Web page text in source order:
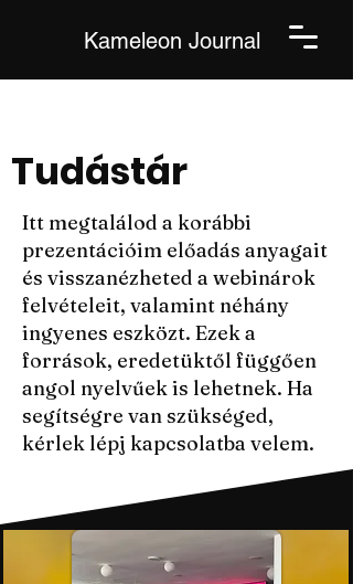
Kameleon Journal
Tudástár
Itt megtalálod a korábbi
prezentációim előadás anyagait
és visszanézheted a webinárok
felvételeit, valamint néhány
ingyenes eszközt. Ezek a
források, eredetüktől függően
angol nyelvűek is lehetnek. Ha
segítségre van szükséged,
kérlek lépj kapcsolatba velem.